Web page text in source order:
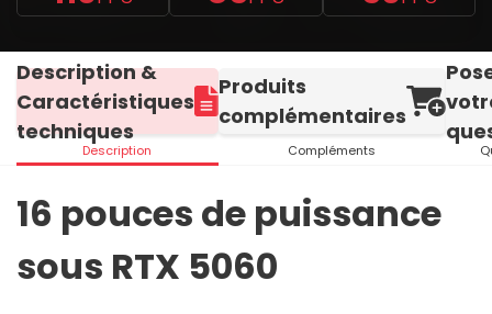
Description &
Caractéristiques
techniques
Description
Produits
complémentaires
Compléments
16 pouces de puissance
sous RTX 5060